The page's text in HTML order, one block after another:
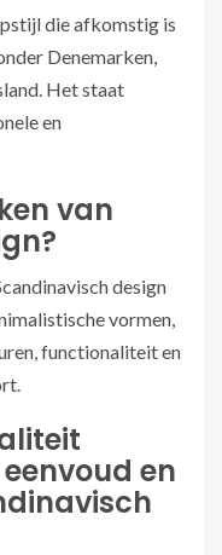
die afkomstig is
Denemarken,
Het staat
en
van
design
vormen,
functionaliteit en
en